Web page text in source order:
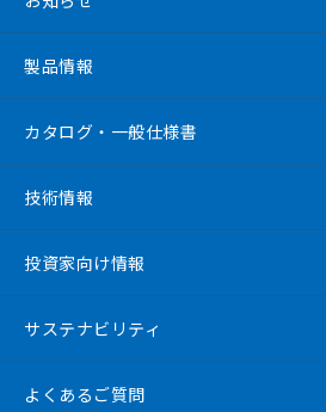
製品情報
カタログ・一般仕様書
技術情報
投資家向け情報
サステナビリティ
よくあるご質問